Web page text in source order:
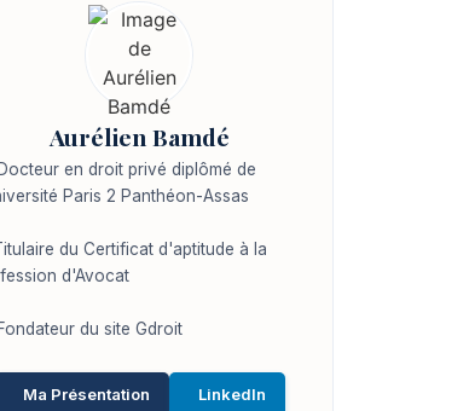
Aurélien Bamdé
en droit privé diplômé de
Paris 2 Panthéon-Assas
du Certificat d'aptitude à la
d'Avocat
du site Gdroit
Ma Présentation LinkedIn